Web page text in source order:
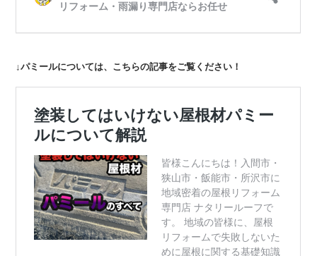
↓パミールについては、こちらの記事をご覧ください！